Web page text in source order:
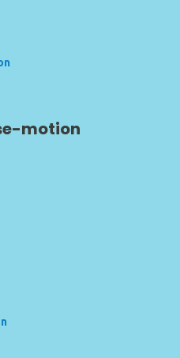
motion